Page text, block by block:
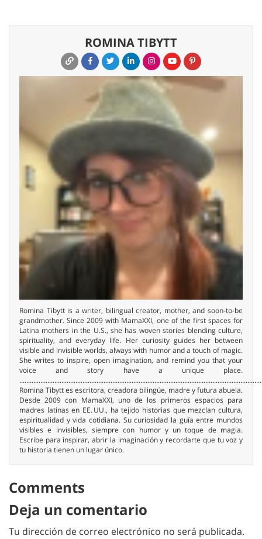
ROMINA TIBYTT
Romina Tibytt is a writer, bilingual creator, mother, and soon-to-be
grandmother. Since 2009 with MamaXXI, one of the first spaces for
Latina mothers in the U.S., she has woven stories blending culture,
spirituality, and everyday life. Her curiosity guides her between
visible and invisible worlds, always with humor and a touch of magic.
She writes to inspire, open imagination, and remind you that your
voice and story have a unique place.
Romina Tibytt es escritora, creadora bilingüe, madre y futura abuela.
Desde 2009 con MamaXXI, uno de los primeros espacios para
madres latinas en EE. UU., ha tejido historias que mezclan cultura,
espiritualidad y vida cotidiana. Su curiosidad la guía entre mundos
visibles e invisibles, siempre con humor y un toque de magia.
Escribe para inspirar, abrir la imaginación y recordarte que tu voz y
tu historia tienen un lugar único.
Comments
Deja un comentario
Tu dirección de correo electrónico no será publicada.